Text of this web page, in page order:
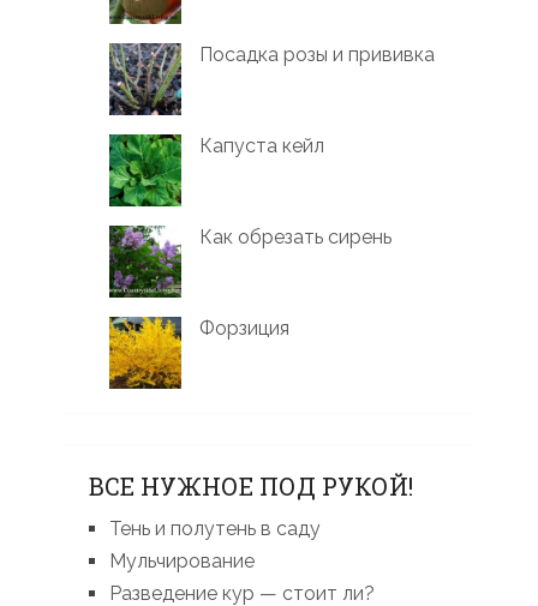
Посадка розы и прививка
Капуста кейл
Как обрезать сирень
Форзиция
ВСЕ НУЖНОЕ ПОД РУКОЙ!
Тень и полутень в саду
Мульчирование
Разведение кур — стоит ли?